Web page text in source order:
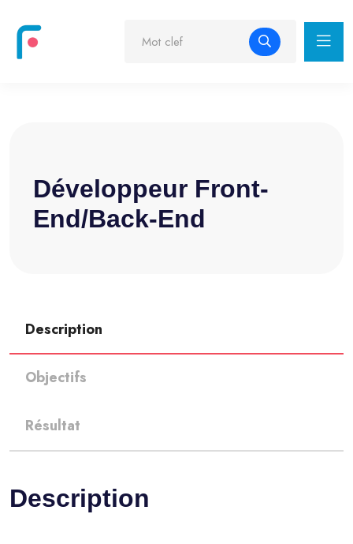
Développeur Front-
End/back-End
Description
Objectifs
Résultat
Description